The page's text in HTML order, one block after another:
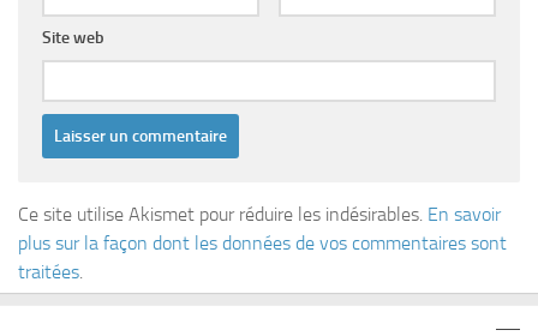
Site web
Ce site utilise Akismet pour réduire les indésirables. En savoir
plus sur la façon dont les données de vos commentaires sont
traitées.